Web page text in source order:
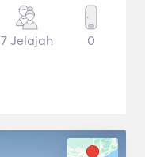
7 Jelajah 0